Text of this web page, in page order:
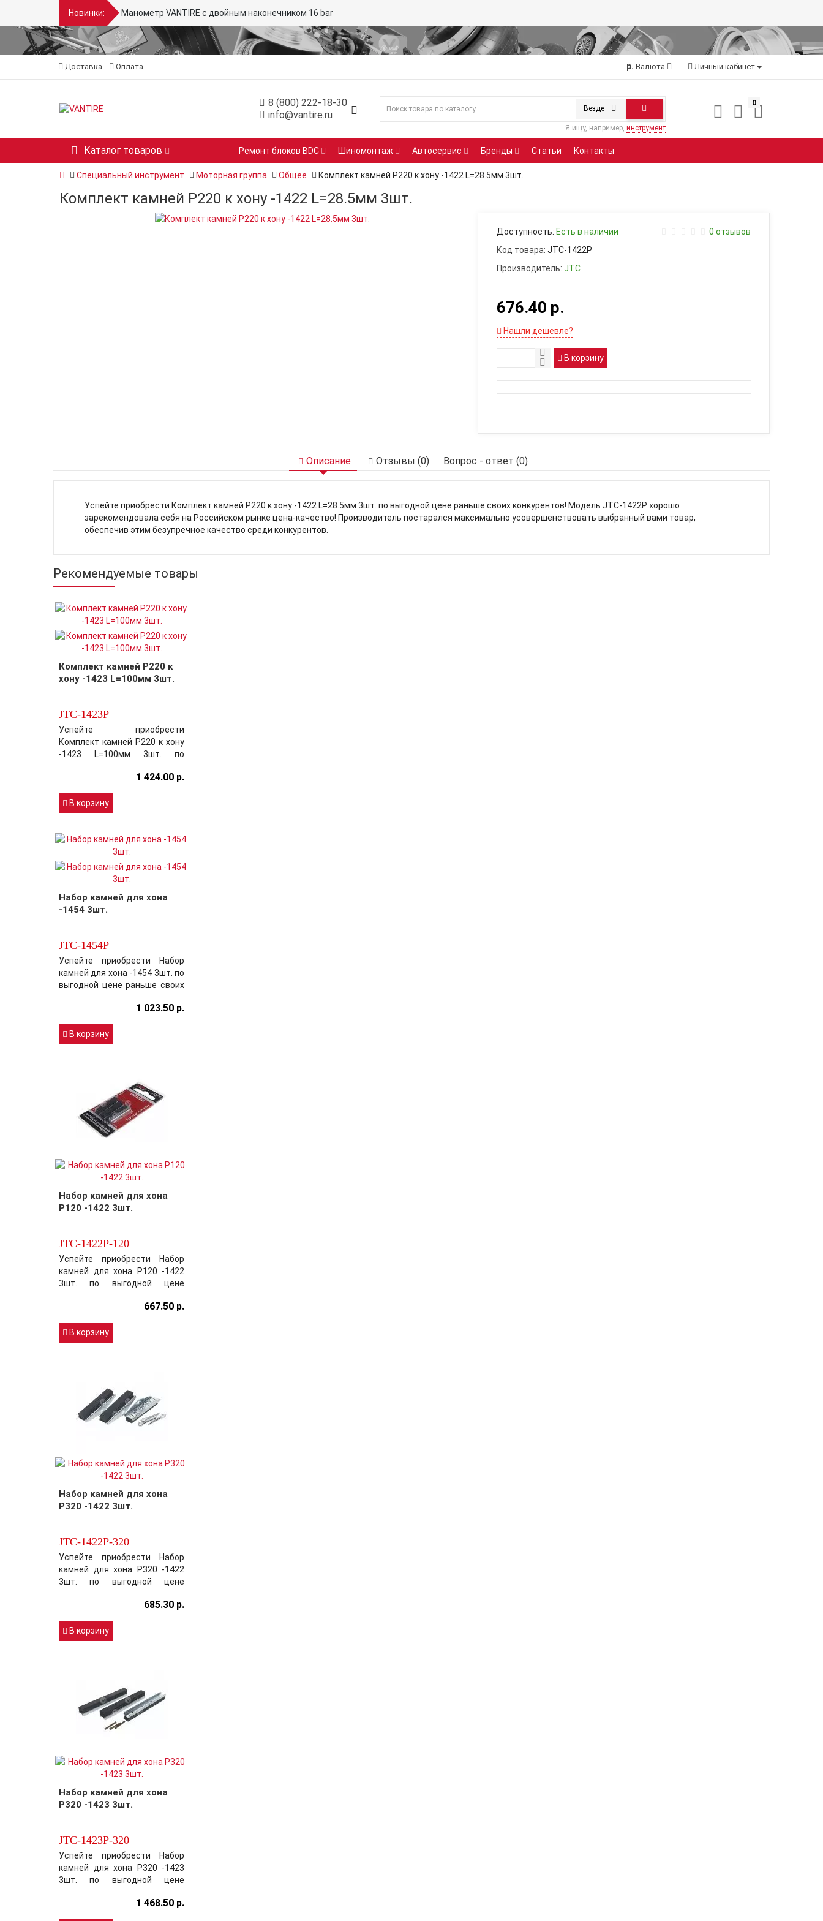
Новинки: Манометр VANTIRE для спецтехники 16 Bar
Доставка Оплата Личный кабинет
р. Валюта
8 (800) 222-18-30
info@vantire.ru
Везде
Я ищу, например,инструмент
0
Каталог товаров Ремонт блоков BDC Шиномонтаж Автосервис Бренды Статьи Контакты
Специальный инструмент Моторная группа Общее Комплект камней P220 к хону -1422 L=28.5мм 3шт.
Комплект камней P220 к хону -1422 L=28.5мм 3шт.
Доступность: Есть в наличии
0 отзывов
Код товара: JTC-1422P
Производитель: JTC
676.40 р.
Нашли дешевле?
В корзину
Описание Отзывы (0) Вопрос - ответ (0)
Успейте приобрести Комплект камней P220 к хону -1422 L=28.5мм 3шт. по выгодной цене раньше своих конкурентов! Модель JTC-1422P хорошо
зарекомендовала себя на Российском рынке цена-качество! Производитель постарался максимально усовершенствовать выбранный вами товар,
обеспечив этим безупречное качество среди конкурентов.
Рекомендуемые товары
Комплект камней P220 к
хону -1423 L=100мм 3шт.
JTC-1423P
Успейте приобрести
Комплект камней P220 к хону
-1423 L=100мм 3шт. по
конкурентов! Модель JTC-
зарекомендовала себя на
Российском рынке цена-
постарался максимально
усовершенствовать
выбранный вами товар,
обеспечив этим безупречное
1 424.00 р.
В корзину
Набор камней для хона
-1454 3шт.
JTC-1454P
Успейте приобрести Набор
камней для хона -1454 3шт. по
выгодной цене раньше своих
1454P хорошо
Российском рынке цена-
качество! Производитель
выбранный вами товар,
обеспечив этим безупречное
качество среди конку..
1 023.50 р.
В корзину
Набор камней для хона
P120 -1422 3шт.
JTC-1422P-120
Успейте приобрести Набор
камней для хона P120 -1422
3шт. по выгодной цене
Модель JTC-1422P-120
себя на Российском рынке
цена-качество!
выбранный вами товар,
обеспечив этим безупречное
качество ср..
667.50 р.
В корзину
Набор камней для хона
P320 -1422 3шт.
JTC-1422P-320
Успейте приобрести Набор
камней для хона P320 -1422
3шт. по выгодной цене
Модель JTC-1422P-320
себя на Российском рынке
цена-качество!
выбранный вами товар,
обеспечив этим безупречное
качество ср..
685.30 р.
В корзину
Набор камней для хона
P320 -1423 3шт.
JTC-1423P-320
Успейте приобрести Набор
камней для хона P320 -1423
3шт. по выгодной цене
Модель JTC-1423P-320
1 468.50 р.